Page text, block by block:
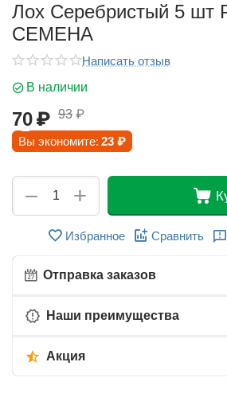
Лох Серебристый 5 шт
СЕМЕНА
Написать отзыв
В наличии
70₽ 93 ₽
Вы экономите: 23 ₽
+
−
Избранное Сравнить
Отправка заказов
Наши преимущества
Акция